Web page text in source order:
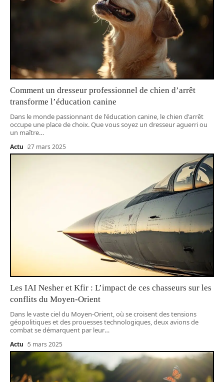
Comment un dresseur professionnel de chien d’arrêt
transforme l’éducation canine
Dans le monde passionnant de l'éducation canine, le chien d'arrêt
occupe une place de choix. Que vous soyez un dresseur aguerri ou
un maître…
Actu 27 mars 2025
Les IAI Nesher et Kfir : L’impact de ces chasseurs sur les
conflits du Moyen-Orient
Dans le vaste ciel du Moyen-Orient, où se croisent des tensions
géopolitiques et des prouesses technologiques, deux avions de
combat se démarquent par leur…
Actu 5 mars 2025